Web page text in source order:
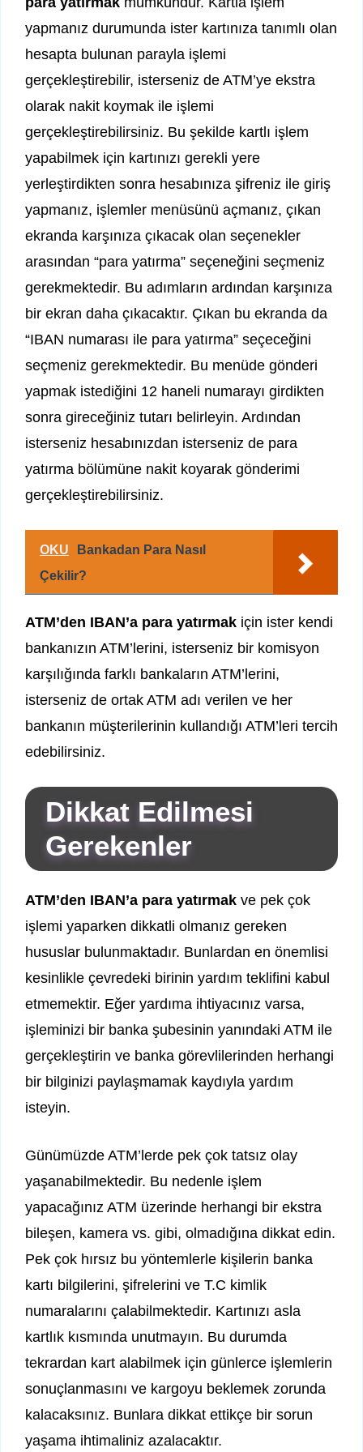
yapmanız durumunda ister kartınıza tanımlı olan
hesapta bulunan parayla işlemi
gerçekleştirebilir, isterseniz de ATM’ye ekstra
olarak nakit koymak ile işlemi
gerçekleştirebilirsiniz. Bu şekilde kartlı işlem
yapabilmek için kartınızı gerekli yere
yerleştirdikten sonra hesabınıza şifreniz ile giriş
yapmanız, işlemler menüsünü açmanız, çıkan
ekranda karşınıza çıkacak olan seçenekler
arasından “para yatırma” seçeneğini seçmeniz
gerekmektedir. Bu adımların ardından karşınıza
bir ekran daha çıkacaktır. Çıkan bu ekranda da
“IBAN numarası ile para yatırma” seçeceğini
seçmeniz gerekmektedir. Bu menüde gönderi
yapmak istediğini 12 haneli numarayı girdikten
sonra gireceğiniz tutarı belirleyin. Ardından
isterseniz hesabınızdan isterseniz de para
yatırma bölümüne nakit koyarak gönderimi
gerçekleştirebilirsiniz.
OKU
Bankadan Para Nasıl
Çekilir?
ATM’den IBAN’a para yatırmak için ister kendi
bankanızın ATM’lerini, isterseniz bir komisyon
karşılığında farklı bankaların ATM’lerini,
isterseniz de ortak ATM adı verilen ve her
bankanın müşterilerinin kullandığı ATM’leri tercih
edebilirsiniz.
Dikkat Edilmesi
Gerekenler
ATM’den IBAN’a para yatırmak ve pek çok
işlemi yaparken dikkatli olmanız gereken
hususlar bulunmaktadır. Bunlardan en önemlisi
kesinlikle çevredeki birinin yardım teklifini kabul
etmemektir. Eğer yardıma ihtiyacınız varsa,
işleminizi bir banka şubesinin yanındaki ATM ile
gerçekleştirin ve banka görevlilerinden herhangi
bir bilginizi paylaşmamak kaydıyla yardım
isteyin.
Günümüzde ATM’lerde pek çok tatsız olay
yaşanabilmektedir. Bu nedenle işlem
yapacağınız ATM üzerinde herhangi bir ekstra
bileşen, kamera vs. gibi, olmadığına dikkat edin.
Pek çok hırsız bu yöntemlerle kişilerin banka
kartı bilgilerini, şifrelerini ve T.C kimlik
numaralarını çalabilmektedir. Kartınızı asla
kartlık kısmında unutmayın. Bu durumda
tekrardan kart alabilmek için günlerce işlemlerin
sonuçlanmasını ve kargoyu beklemek zorunda
kalacaksınız. Bunlara dikkat ettikçe bir sorun
yaşama ihtimaliniz azalacaktır.